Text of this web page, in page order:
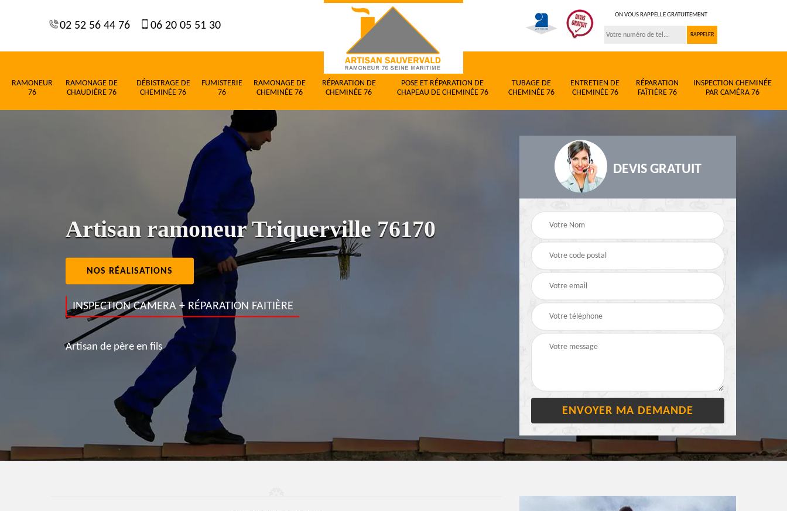
02 52 56 44 76 06 20 05 51 30
ON VOUS RAPPELLE GRATUITEMENT
RAMONEUR
76
RAMONAGE DE
CHAUDIÈRE 76
DÉBISTRAGE DE
CHEMINÉE 76
FUMISTERIE
76
RAMONAGE DE
CHEMINÉE 76
RÉPARATION DE
CHEMINÉE 76
POSE ET RÉPARATION DE
CHAPEAU DE CHEMINÉE 76
TUBAGE DE
CHEMINÉE 76
ENTRETIEN DE
CHEMINÉE 76
RÉPARATION
FAÎTIÈRE 76
INSPECTION CHEMINÉE
PAR CAMÉRA 76
Artisan ramoneur Triquerville 76170
NOS RÉALISATIONS
INSPECTION CAMERA + RÉPARATION FAITIÈRE
Artisan de père en fils
DEVIS GRATUIT